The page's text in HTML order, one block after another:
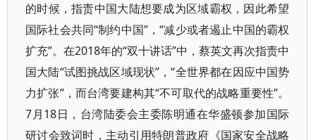
的时候，指责中国大陆想要成为区域霸权，因此希望
国际社会共同“制约中国”，“减少或者遏止中国的霸权
扩充”。在2018年的“双十讲话”中，蔡英文再次指责中
国大陆“试图挑战区域现状”，“全世界都在因应中国势
力扩张”，而台湾要建构其“不可取代的战略重要性”。
7月18日，台湾陆委会主委陈明通在华盛顿参加国际
研讨会致词时，主动引用特朗普政府《国家安全战略